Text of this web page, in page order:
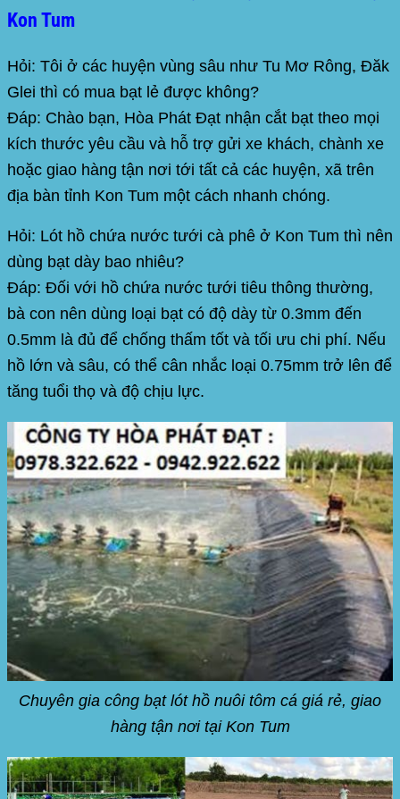
Kon Tum
Hỏi: Tôi ở các huyện vùng sâu như Tu Mơ Rông, Đăk
Glei thì có mua bạt lẻ được không?
Đáp: Chào bạn, Hòa Phát Đạt nhận cắt bạt theo mọi
kích thước yêu cầu và hỗ trợ gửi xe khách, chành xe
hoặc giao hàng tận nơi tới tất cả các huyện, xã trên
địa bàn tỉnh Kon Tum một cách nhanh chóng.
Hỏi: Lót hồ chứa nước tưới cà phê ở Kon Tum thì nên
dùng bạt dày bao nhiêu?
Đáp: Đối với hồ chứa nước tưới tiêu thông thường,
bà con nên dùng loại bạt có độ dày từ 0.3mm đến
0.5mm là đủ để chống thấm tốt và tối ưu chi phí. Nếu
hồ lớn và sâu, có thể cân nhắc loại 0.75mm trở lên để
tăng tuổi thọ và độ chịu lực.
Chuyên gia công bạt lót hồ nuôi tôm cá giá rẻ, giao
hàng tận nơi tại Kon Tum